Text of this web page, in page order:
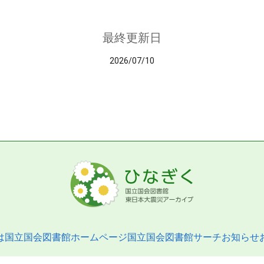
最終更新日
2026/07/10
国立国会図書館ホームページ国立国会図書館サーチお知らせ